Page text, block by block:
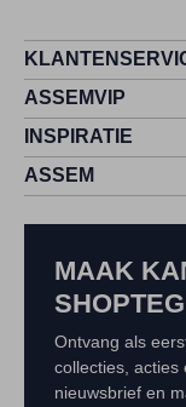
ASSEMVIP
INSPIRATIE
ASSEM
MAAK
Ontvang als
collecties, acties
nieuwsbrief en